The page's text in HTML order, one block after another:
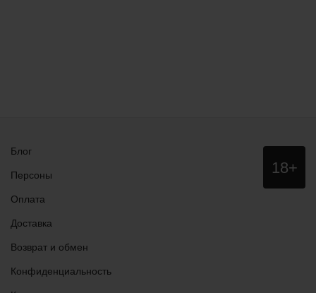
Блог
Персоны
Оплата
Доставка
Возврат и обмен
Конфиденциальность
18+
сайт НЕ
для